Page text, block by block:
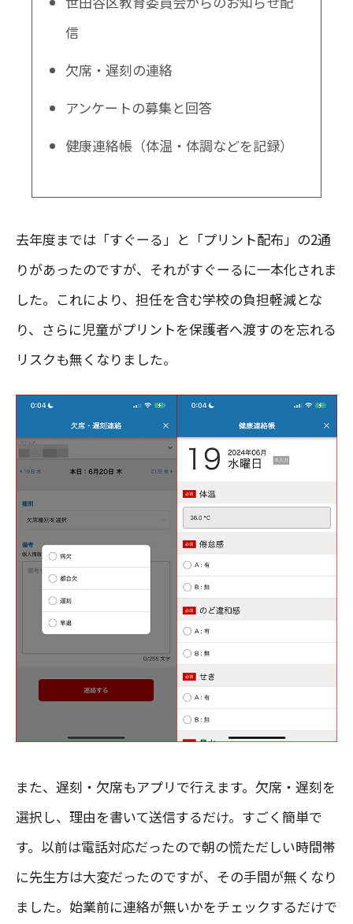
信
欠席・遅刻の連絡
アンケートの募集と回答
健康連絡帳（体温・体調などを記録）
去年度までは「すぐーる」と「プリント配布」の2通
りがあったのですが、それがすぐーるに一本化されま
した。これにより、担任を含む学校の負担軽減とな
り、さらに児童がプリントを保護者へ渡すのを忘れる
リスクも無くなりました。
また、遅刻・欠席もアプリで行えます。欠席・遅刻を
選択し、理由を書いて送信するだけ。すごく簡単で
す。以前は電話対応だったので朝の慌ただしい時間帯
に先生方は大変だったのですが、その手間が無くなり
ました。始業前に連絡が無いかをチェックするだけで